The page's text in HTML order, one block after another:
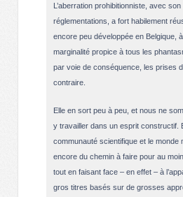
L’aberration prohibitionniste, avec
réglementations, a fort habilement
encore peu développée en Belgique,
marginalité propice à tous les
par voie de conséquence, les prises
contraire.
Elle en sort peu à peu, et nous ne
y travailler dans un esprit constructif.
communauté scientifique et le monde
encore du chemin à faire pour au
tout en faisant face – en effet – à
gros titres basés sur de grosses